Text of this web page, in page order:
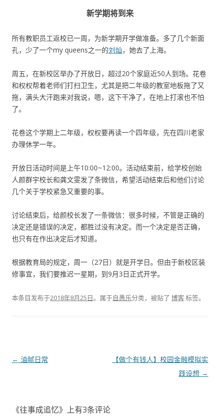
新学期将到来
所有教职员工返校已一周，为新学期开学做准备。多了几个新面
孔，少了一个my queens之一的刘灿，她去了上海。
周五，在新校区举办了开放日，超过20个家庭近50人到场。花卷
和权权帮着老师们打扫卫生，尤其是把二年级的教室地板拖了又
拖，满头大汗跑来对我说，嗯，这下干净了，在地上打滚也不怕
了。
花卷这个学期上二年级，权权要再读一个四年级，先在四川老家
办理休学一年。
开放日活动时间是上午10:00~12:00。活动结束前，给学校创始
人颜群宇校长和龚文雯发了条微信，希望活动结束后和他们讨论
几个关于学校紧急又重要的事。
讨论结束后，给颜校长发了一条微信：很多时候，不管是正确的
决定还是错误的决定，都胜过没有决定。而一个决定是否正确，
也只有在作出决定后才知道。
根据教育局的规定，周一（27日）就是开学日。但由于新校区装
修事宜，我们要推迟一星期，到9月3日正式开学。
本条目发布于2018年8月25日。属于自愚乐分类，被贴了 博客标签。
文
← 油腻日常
【做个有钱人】校园金融模拟实
践设想 →
《往事成追忆》上有3条评论